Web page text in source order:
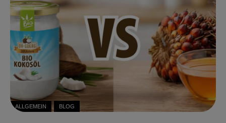
ALLGEMEIN BLOG